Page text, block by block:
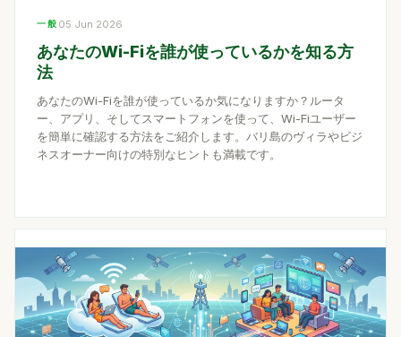
一般 05 Jun 2026
あなたのWi-Fiを誰が使っているかを知る方
法
あなたのWi-Fiを誰が使っているか気になりますか？ルータ
ー、アプリ、そしてスマートフォンを使って、Wi-Fiユーザー
を簡単に確認する方法をご紹介します。バリ島のヴィラやビジ
ネスオーナー向けの特別なヒントも満載です。